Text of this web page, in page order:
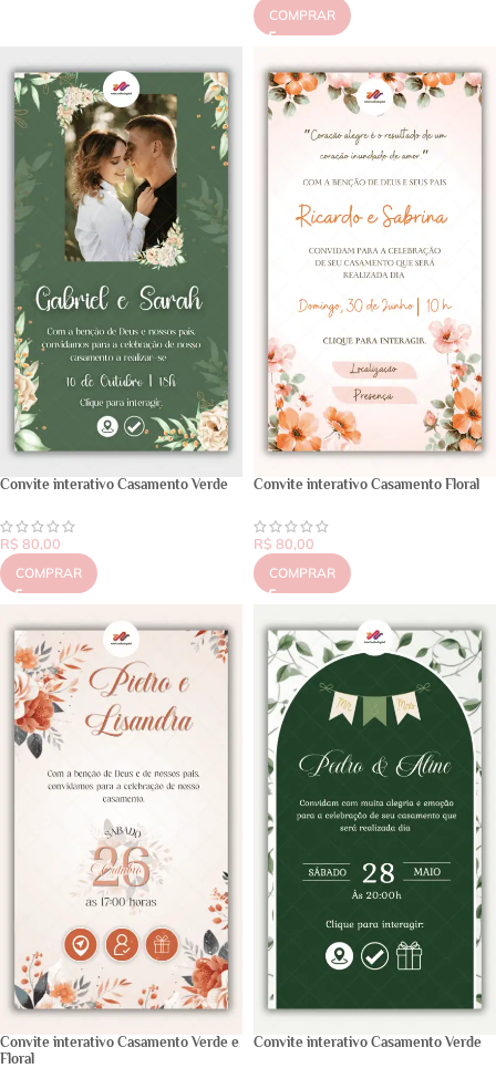
COMPRAR
Convite interativo Casamento Verde
R$ 80,00
COMPRAR
Convite interativo Casamento Floral
R$ 80,00
COMPRAR
Convite interativo Casamento Verde e
Floral
Convite interativo Casamento Verde